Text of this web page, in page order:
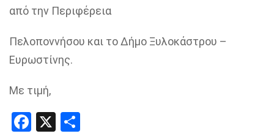
από την Περιφέρεια
Πελοποννήσου και το Δήμο Ξυλοκάστρου –
Ευρωστίνης.
Με τιμή,
Facebook
X